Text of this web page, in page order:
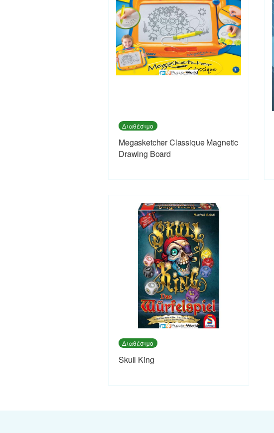
Διαθέσιμο
Megasketcher Classique Magnetic
Drawing Board
Διαθέσιμο
Skull King